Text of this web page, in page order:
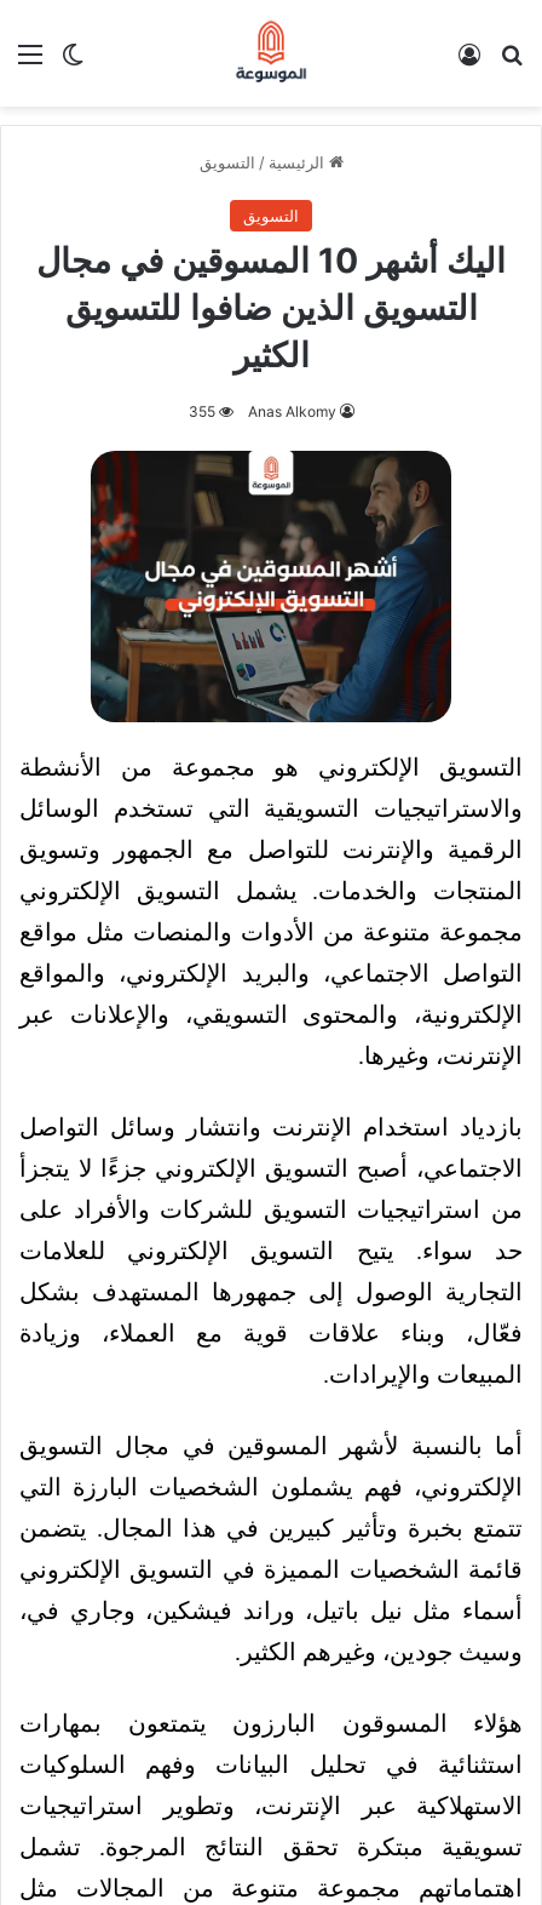
الوضع بحث عن
الرئيسية / التسويق
التسويق
اليك أشهر 10 المسوقين في مجال
التسويق الذين ضافوا للتسويق
الكثير
Anas Alkomy
355
التسويق الإلكتروني هو مجموعة من الأنشطة
والاستراتيجيات التسويقية التي تستخدم الوسائل
الرقمية والإنترنت للتواصل مع الجمهور وتسويق
المنتجات والخدمات. يشمل التسويق الإلكتروني
مجموعة متنوعة من الأدوات والمنصات مثل مواقع
التواصل الاجتماعي، والبريد الإلكتروني، والمواقع
الإلكترونية، والمحتوى التسويقي، والإعلانات عبر
الإنترنت، وغيرها.
بازدياد استخدام الإنترنت وانتشار وسائل التواصل
الاجتماعي، أصبح التسويق الإلكتروني جزءًا لا يتجزأ
من استراتيجيات التسويق للشركات والأفراد على
حد سواء. يتيح التسويق الإلكتروني للعلامات
التجارية الوصول إلى جمهورها المستهدف بشكل
فعّال، وبناء علاقات قوية مع العملاء، وزيادة
المبيعات والإيرادات.
أما بالنسبة لأشهر المسوقين في مجال التسويق
الإلكتروني، فهم يشملون الشخصيات البارزة التي
تتمتع بخبرة وتأثير كبيرين في هذا المجال. يتضمن
قائمة الشخصيات المميزة في التسويق الإلكتروني
أسماء مثل نيل باتيل، وراند فيشكين، وجاري في،
وسيث جودين، وغيرهم الكثير.
هؤلاء المسوقون البارزون يتمتعون بمهارات
استثنائية في تحليل البيانات وفهم السلوكيات
الاستهلاكية عبر الإنترنت، وتطوير استراتيجيات
تسويقية مبتكرة تحقق النتائج المرجوة. تشمل
اهتماماتهم مجموعة متنوعة من المجالات مثل